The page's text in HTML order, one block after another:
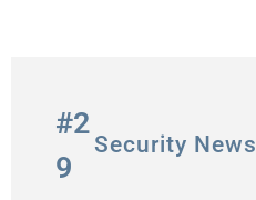
#2
9
Security